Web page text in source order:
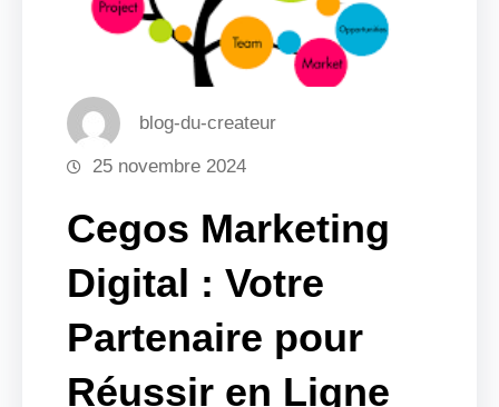
blog-du-createur
25 novembre 2024
Cegos Marketing
Digital : Votre
Partenaire pour
Réussir en Ligne